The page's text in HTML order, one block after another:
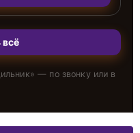
всё
» — по звонку или в